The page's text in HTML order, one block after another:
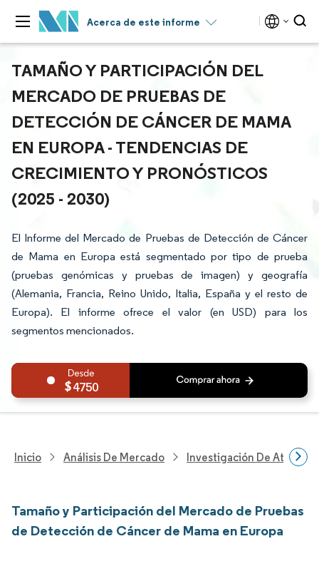
Acerca de este informe
TAMAÑO Y PARTICIPACIÓN DEL
MERCADO DE PRUEBAS DE
DETECCIÓN DE CÁNCER DE MAMA
EN EUROPA - TENDENCIAS DE
CRECIMIENTO Y PRONÓSTICOS
(2025 - 2030)
El Informe del Mercado de Pruebas de Detección de Cáncer
de Mama en Europa está segmentado por tipo de prueba
(pruebas genómicas y pruebas de imagen) y geografía
(Alemania, Francia, Reino Unido, Italia, España y el resto de
Europa). El informe ofrece el valor (en USD) para los
segmentos mencionados.
4750
Inicio Análisis De Mercado Investigación De
Tamaño y Participación del Mercado de Pruebas
de Detección de Cáncer de Mama en Europa